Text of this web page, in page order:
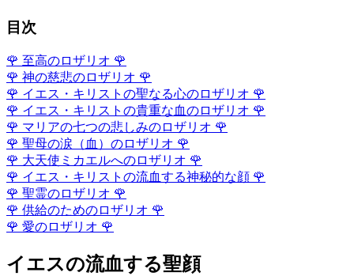
目次
🌹 至高のロザリオ 🌹
🌹 神の慈悲のロザリオ 🌹
🌹 イエス・キリストの聖なる心のロザリオ 🌹
🌹 イエス・キリストの貴重な血のロザリオ 🌹
🌹 マリアの七つの悲しみのロザリオ 🌹
🌹 聖母の涙（血）のロザリオ 🌹
🌹 大天使ミカエルへのロザリオ 🌹
🌹 イエス・キリストの流血する神秘的な顔 🌹
🌹 聖霊のロザリオ 🌹
🌹 供給のためのロザリオ 🌹
🌹 愛のロザリオ 🌹
イエスの流血する聖顔